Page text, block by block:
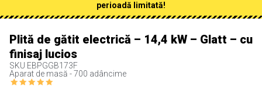
perioadă limitată!
Plită de gătit electrică – 14,4 kW – Glatt – cu
finisaj lucios
SKU EBPGGB173F
Aparat de masă - 700 adâncime